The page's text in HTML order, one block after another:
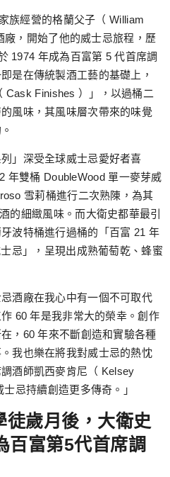
族經營的格蘭父子（ William
，開始了他的威士忌旅程，歷
1974 年成為百富第 5 代首席調
是在傳統製酒工藝的基礎上，
Cask Finishes ）」，以過桶二
風味，其風味層次帶來的味覺
」深受全球威士忌愛好者喜
年雙桶 DoubleWood 單一麥芽威
雪莉桶進行二次熟陳，為其
的細緻風味。而大衛史都華最引
波特桶進行過桶的「百富 21 年
忌」，呈現出成熟葡萄乾、蜂蜜
酒廠在我心中有一個不可取代
60 年是我非常大的榮幸。創作
，60 年來不斷創造和實驗各種
我也樂在將我對威士忌的熱忱
酒師凱西麥肯尼（ Kelsey
忌持續創造更多傳奇。」
徒歲月後，大衛史
百富第5代首席調